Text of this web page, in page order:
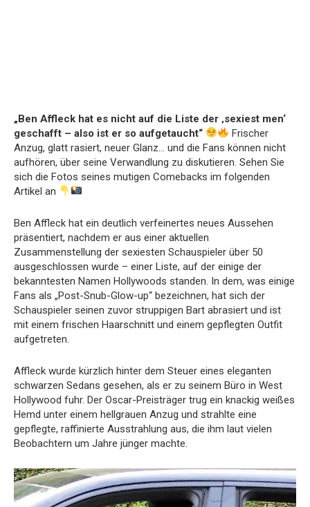
„Ben Affleck hat es nicht auf die Liste der ‚sexiest men‘
geschafft – also ist er so aufgetaucht“
Frischer
Anzug, glatt rasiert, neuer Glanz… und die Fans können nicht
aufhören, über seine Verwandlung zu diskutieren. Sehen Sie
sich die Fotos seines mutigen Comebacks im folgenden
Artikel an
Ben Affleck hat ein deutlich verfeinertes neues Aussehen
präsentiert, nachdem er aus einer aktuellen
Zusammenstellung der sexiesten Schauspieler über 50
ausgeschlossen wurde – einer Liste, auf der einige der
bekanntesten Namen Hollywoods standen. In dem, was einige
Fans als „Post-Snub-Glow-up“ bezeichnen, hat sich der
Schauspieler seinen zuvor struppigen Bart abrasiert und ist
mit einem frischen Haarschnitt und einem gepflegten Outfit
aufgetreten.
Affleck wurde kürzlich hinter dem Steuer eines eleganten
schwarzen Sedans gesehen, als er zu seinem Büro in West
Hollywood fuhr. Der Oscar-Preisträger trug ein knackig weißes
Hemd unter einem hellgrauen Anzug und strahlte eine
gepflegte, raffinierte Ausstrahlung aus, die ihm laut vielen
Beobachtern um Jahre jünger machte.